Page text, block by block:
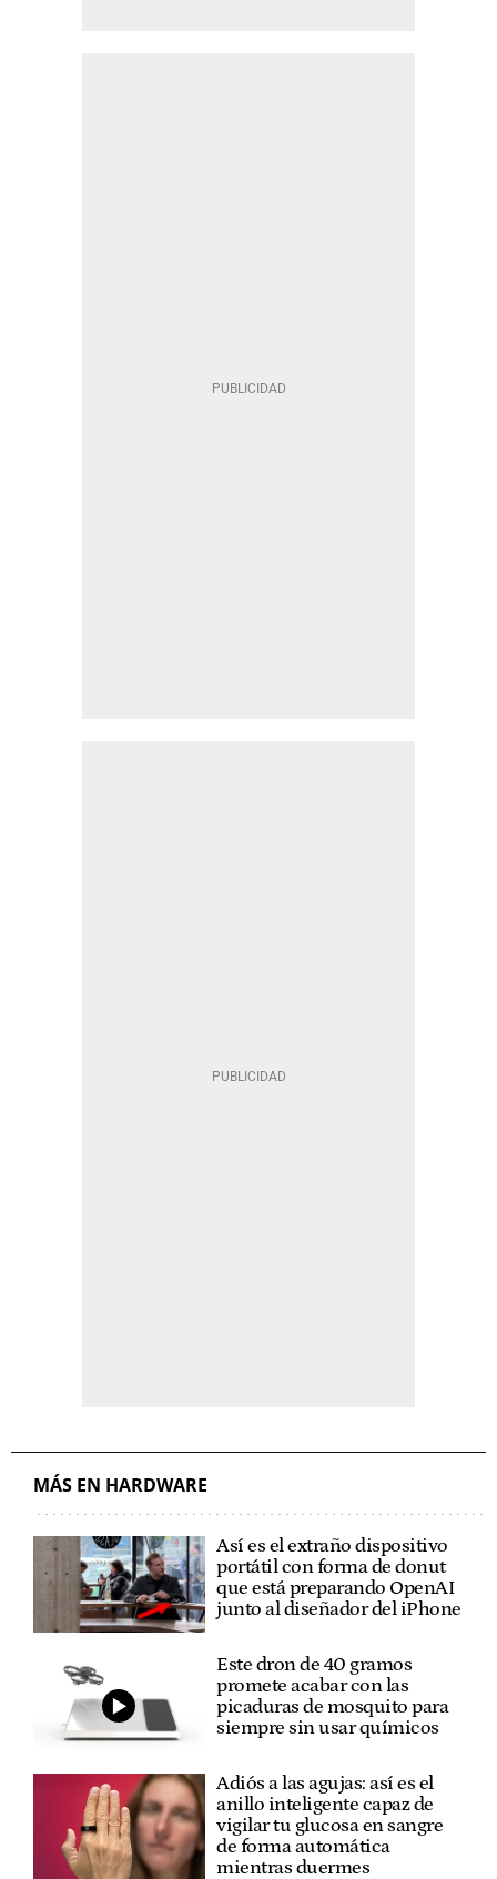
MÁS EN HARDWARE
Así es el extraño dispositivo
portátil con forma de donut
que está preparando OpenAI
junto al diseñador del iPhone
Este dron de 40 gramos
promete acabar con las
picaduras de mosquito para
siempre sin usar químicos
Adiós a las agujas: así es el
anillo inteligente capaz de
vigilar tu glucosa en sangre
de forma automática
mientras duermes